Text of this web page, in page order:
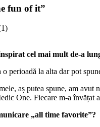
fun of it”
cel mai mult de-a
o perioadă la alta dar pot
aș putea spune, am
One. Fiecare m-a învățat
„all time favorite”?